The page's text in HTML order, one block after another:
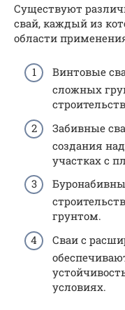
Существуют
свай, каждый из
области
Винтовые
сложных
Забивные
создания
участках с
грунтом.
Сваи с
условиях.